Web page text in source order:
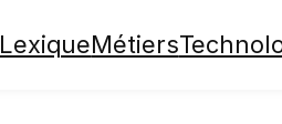
LexiqueMétiers